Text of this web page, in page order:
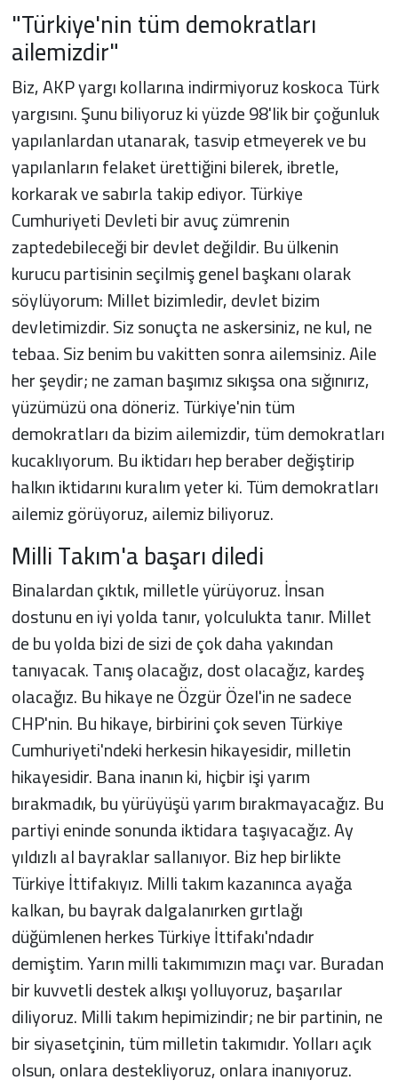
"Türkiye'nin tüm demokratları
ailemizdir"
Biz, AKP yargı kollarına indirmiyoruz koskoca Türk
yargısını. Şunu biliyoruz ki yüzde 98'lik bir çoğunluk
yapılanlardan utanarak, tasvip etmeyerek ve bu
yapılanların felaket ürettiğini bilerek, ibretle,
korkarak ve sabırla takip ediyor. Türkiye
Cumhuriyeti Devleti bir avuç zümrenin
zaptedebileceği bir devlet değildir. Bu ülkenin
kurucu partisinin seçilmiş genel başkanı olarak
söylüyorum: Millet bizimledir, devlet bizim
devletimizdir. Siz sonuçta ne askersiniz, ne kul, ne
tebaa. Siz benim bu vakitten sonra ailemsiniz. Aile
her şeydir; ne zaman başımız sıkışsa ona sığınırız,
yüzümüzü ona döneriz. Türkiye'nin tüm
demokratları da bizim ailemizdir, tüm demokratları
kucaklıyorum. Bu iktidarı hep beraber değiştirip
halkın iktidarını kuralım yeter ki. Tüm demokratları
ailemiz görüyoruz, ailemiz biliyoruz.
Milli Takım'a başarı diledi
Binalardan çıktık, milletle yürüyoruz. İnsan
dostunu en iyi yolda tanır, yolculukta tanır. Millet
de bu yolda bizi de sizi de çok daha yakından
tanıyacak. Tanış olacağız, dost olacağız, kardeş
olacağız. Bu hikaye ne Özgür Özel'in ne sadece
CHP'nin. Bu hikaye, birbirini çok seven Türkiye
Cumhuriyeti'ndeki herkesin hikayesidir, milletin
hikayesidir. Bana inanın ki, hiçbir işi yarım
bırakmadık, bu yürüyüşü yarım bırakmayacağız. Bu
partiyi eninde sonunda iktidara taşıyacağız. Ay
yıldızlı al bayraklar sallanıyor. Biz hep birlikte
Türkiye İttifakıyız. Milli takım kazanınca ayağa
kalkan, bu bayrak dalgalanırken gırtlağı
düğümlenen herkes Türkiye İttifakı'ndadır
demiştim. Yarın milli takımımızın maçı var. Buradan
bir kuvvetli destek alkışı yolluyoruz, başarılar
diliyoruz. Milli takım hepimizindir; ne bir partinin, ne
bir siyasetçinin, tüm milletin takımıdır. Yolları açık
olsun, onlara destekliyoruz, onlara inanıyoruz.